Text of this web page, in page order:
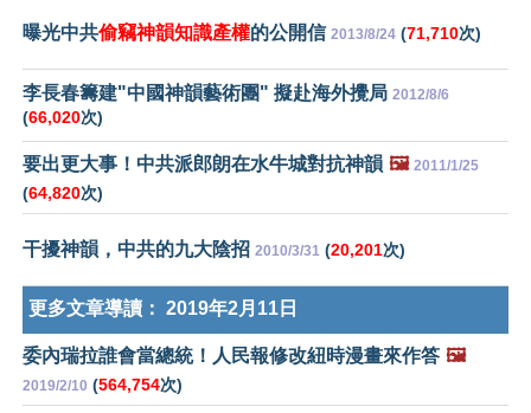
曝光中共偷竊神韻知識產權的公開信 2013/8/24 (71,710次)
李長春籌建"中國神韻藝術團" 擬赴海外攪局 2012/8/6
(66,020次)
要出更大事！中共派郎朗在水牛城對抗神韻 🖼️ 2011/1/25
(64,820次)
干擾神韻，中共的九大陰招 2010/3/31 (20,201次)
更多文章導讀： 2019年2月11日
委內瑞拉誰會當總統！人民報修改紐時漫畫來作答 🖼️
2019/2/10 (564,754次)